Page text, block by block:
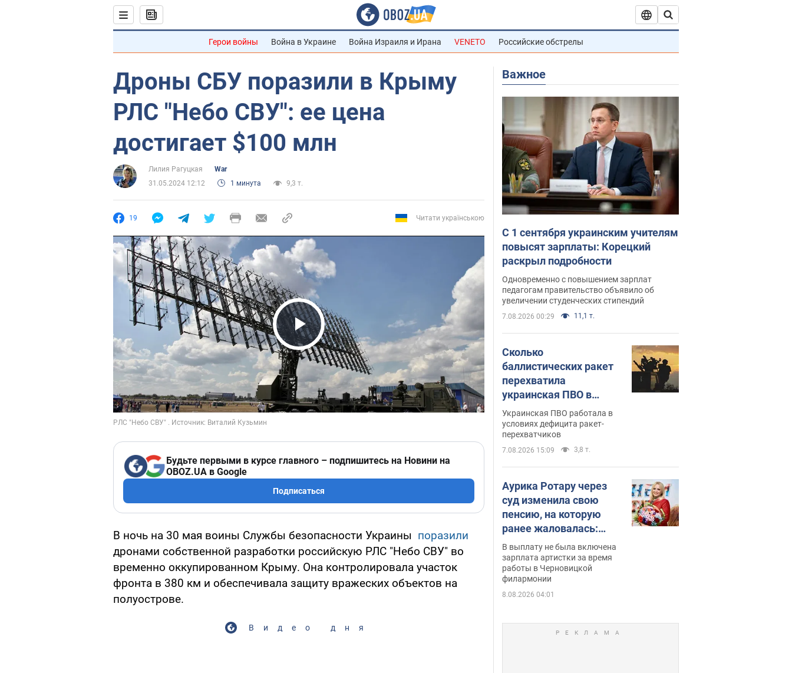
Герои войны Война в Украине Война Израиля и Ирана VENETO Российские обстрелы
Дроны СБУ поразили в Крыму
РЛС "Небо СВУ": ее цена
достигает $100 млн
Лилия Рагуцкая
War
31.05.2024 12:12
1 минута 9,3 т.
19 Читати українською
Play Video
Будьте первыми в курсе главного – подпишитесь на Новини на
OBOZ.UA в Google
Подписаться
В ночь на 30 мая воины Службы безопасности Украины поразили
дронами собственной разработки российскую РЛС "Небо СВУ" во
временно оккупированном Крыму. Она контролировала участок
фронта в 380 км и обеспечивала защиту вражеских объектов на
полуострове.
Видео дня
Важное
С 1 сентября украинским учителям
повысят зарплаты: Корецкий
раскрыл подробности
Одновременно с повышением зарплат
педагогам правительство объявило об
увеличении студенческих стипендий
7.08.2026 00:29 11,1 т.
Сколько
баллистических ракет
перехватила
украинская ПВО в
июле: в Минобороны
назвали цифру
Украинская ПВО работала в
условиях дефицита ракет-
перехватчиков
7.08.2026 15:09 3,8 т.
Аурика Ротару через
суд изменила свою
пенсию, на которую
ранее жаловалась:
сколько получала
певица
В выплату не была включена
зарплата артистки за время
работы в Черновицкой
филармонии
8.08.2026 04:01